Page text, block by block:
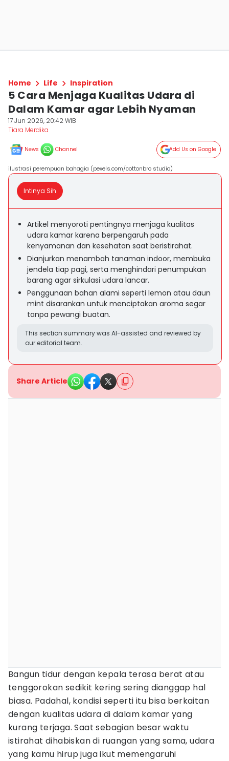
Home Life Inspiration
5 Cara Menjaga Kualitas Udara di
Dalam Kamar agar Lebih Nyaman
17 Jun 2026, 20:42 WIB
Tiara Merdika
News Channel Add Us on Google
ilustrasi perempuan bahagia (pexels.com/cottonbro studio)
Intinya Sih
Artikel menyoroti pentingnya menjaga kualitas
udara kamar karena berpengaruh pada
kenyamanan dan kesehatan saat beristirahat.
Dianjurkan menambah tanaman indoor, membuka
jendela tiap pagi, serta menghindari penumpukan
barang agar sirkulasi udara lancar.
Penggunaan bahan alami seperti lemon atau daun
mint disarankan untuk menciptakan aroma segar
tanpa pewangi buatan.
This section summary was AI-assisted and reviewed by
our editorial team.
Share Article
Bangun tidur dengan kepala terasa berat atau
tenggorokan sedikit kering sering dianggap hal
biasa. Padahal, kondisi seperti itu bisa berkaitan
dengan kualitas udara di dalam kamar yang
kurang terjaga. Saat sebagian besar waktu
istirahat dihabiskan di ruangan yang sama, udara
yang kamu hirup juga ikut memengaruhi